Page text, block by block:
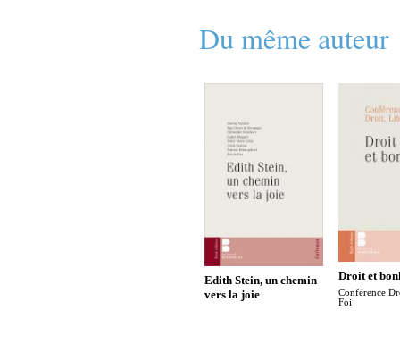
Du même auteur
Edith Stein, un chemin
vers la joie
Droit et
Conférence
Foi